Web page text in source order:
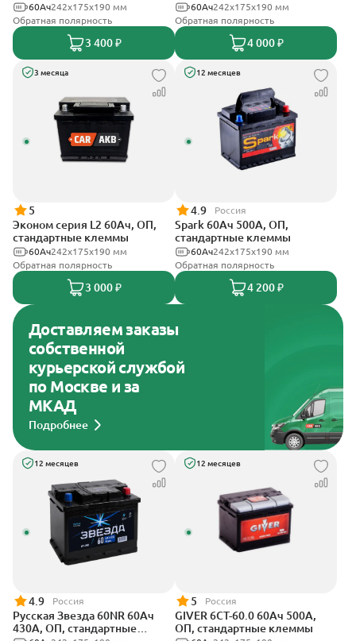
242х175х190 мм
60Ач
Обратная полярность
3 400 ₽
242x175x190 мм
60Ач
Обратная полярность
4 000 ₽
3 месяца
5
Эконом серия L2 60Ач, ОП,
стандартные клеммы
242х175х190 мм
60Ач
Обратная полярность
3 000 ₽
12 месяцев
4.9 Россия
Spark 60Ач 500А, ОП,
стандартные клеммы
242х175х190 мм
60Ач
Обратная полярность
4 200 ₽
Доставляем заказы
собственной
курьерской службой
по Москве и за
МКАД
Подробнее
12 месяцев
4.9 Россия
Русская Звезда 60NR 60Ач
430А, ОП, стандартные
12 месяцев
5 Россия
GIVER 6СТ-60.0 60Ач 500А,
ОП, стандартные клеммы